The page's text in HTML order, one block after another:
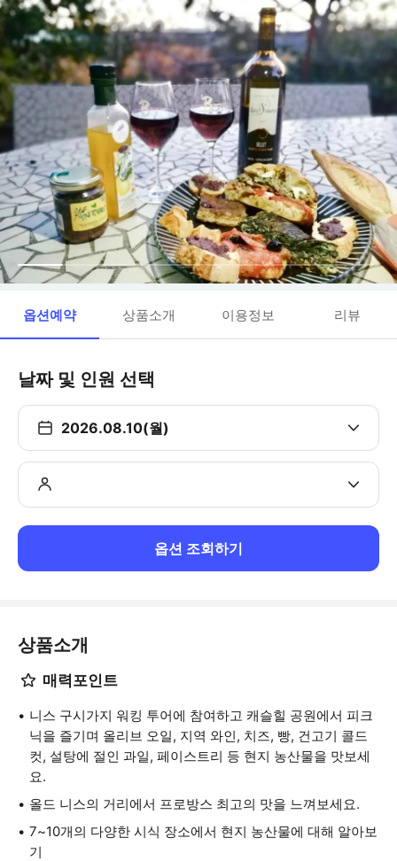
옵션예약 상품소개 이용정보 리뷰
날짜 및 인원 선택
2026.08.10(월)
옵션 조회하기
상품소개
매력포인트
니스 구시가지 워킹 투어에 참여하고 캐슬힐 공원에서 피크
닉을 즐기며 올리브 오일, 지역 와인, 치즈, 빵, 건고기 콜드
컷, 설탕에 절인 과일, 페이스트리 등 현지 농산물을 맛보세
요.
올드 니스의 거리에서 프로방스 최고의 맛을 느껴보세요.
7~10개의 다양한 시식 장소에서 현지 농산물에 대해 알아보
기